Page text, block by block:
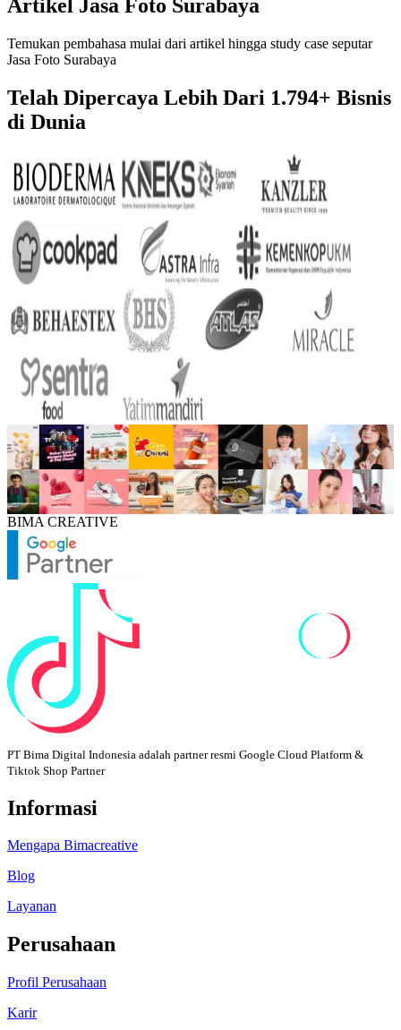
Artikel Jasa Foto Surabaya
Temukan pembahasa mulai dari artikel hingga study case seputar
Jasa Foto Surabaya
Telah Dipercaya Lebih Dari 1.794+ Bisnis
di Dunia
BIMA CREATIVE
PT Bima Digital Indonesia adalah partner resmi Google Cloud Platform &
Tiktok Shop Partner
Informasi
Mengapa Bimacreative
Blog
Layanan
Perusahaan
Profil Perusahaan
Karir